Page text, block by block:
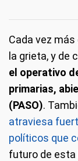
Cada vez
la grieta, y de
el operativo
primarias,
(PASO).
atraviesa
políticos que
futuro de esta